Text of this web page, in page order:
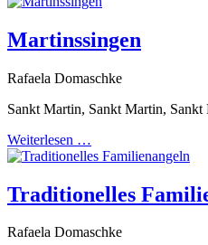
Martinssingen
Rafaela Domaschke
Sankt Martin, Sankt Martin,
Weiterlesen …
Traditionelles
Rafaela Domaschke